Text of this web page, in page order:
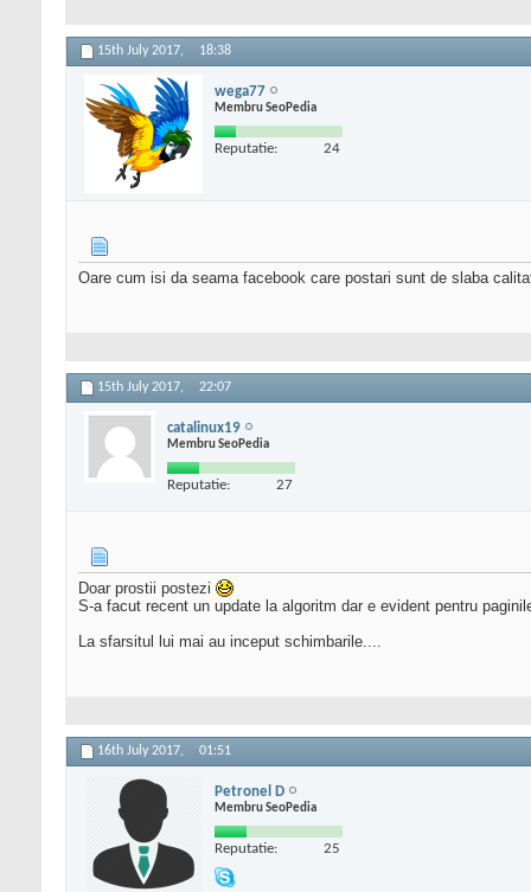
15th July 2017, 18:38
wega77
Membru SeoPedia
Reputatie: 24
Oare cum isi da seama facebook care postari sunt de slaba
15th July 2017, 22:07
catalinux19
Membru SeoPedia
Reputatie: 27
Doar prostii postezi
S-a facut recent un update la algoritm dar e evident pentru
La sfarsitul lui mai au inceput schimbarile....
16th July 2017, 01:51
Petronel D
Membru SeoPedia
Reputatie: 25